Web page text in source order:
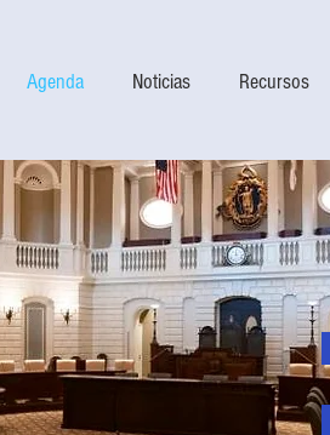
Agenda Noticias Recursos